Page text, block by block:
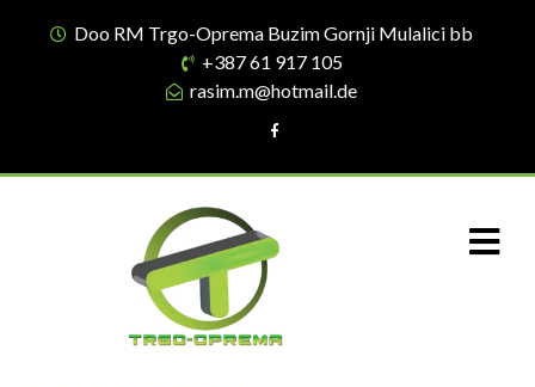
Doo RM Trgo-Oprema Buzim Gornji Mulalici bb
+387 61 917 105
rasim.m@hotmail.de